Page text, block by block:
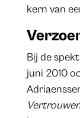
kern van
Bij de
juni 2010